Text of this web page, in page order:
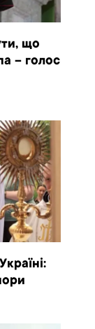
що
– голос